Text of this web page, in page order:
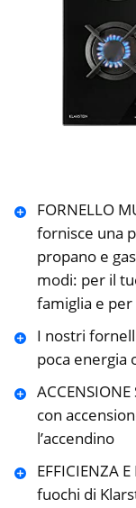
FORNELLO
fornisce una
propano e
modi: per il
famiglia e per
I nostri
poca
con
l’accendino
EFFICIENZA
fuochi di